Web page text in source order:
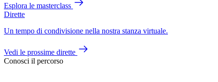
Esplora le masterclass
Dirette
Un tempo di condivisione nella nostra stanza virtuale.
Vedi le prossime dirette
Conosci il percorso